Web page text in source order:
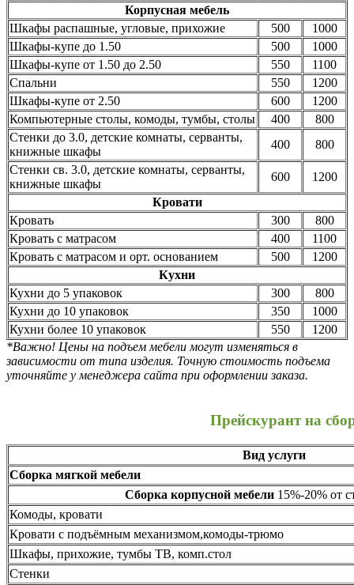
Корпусная мебель
Шкафы распашные, угловые, прихожие
500
1000
Шкафы-купе до 1.50
500
1000
Шкафы-купе от 1.50 до 2.50
550
1100
Спальни
550
1200
Шкафы-купе от 2.50
600
1200
Компьютерные столы, комоды, тумбы, столы
400
800
Стенки до 3.0, детские комнаты, серванты,
книжные шкафы
400
800
Стенки св. 3.0, детские комнаты, серванты,
книжные шкафы
600
1200
Кровати
Кровать
300
800
Кровать с матрасом
400
1100
Кровать с матрасом и орт. основанием
500
1200
Кухни
Кухни до 5 упаковок
300
800
Кухни до 10 упаковок
350
1000
Кухни более 10 упаковок
550
1200
*Важно! Цены на подъем мебели могут изменяться в
зависимости от типа изделия. Точную стоимость подъема
уточняйте у менеджера сайта при оформлении заказа.
Прейскурант на
Вид услуги
Сборка мягкой мебели
Сборка корпусной мебели15%-20% от
Комоды, кровати
Кровати с подъёмным механизмом,комоды-трюмо
Шкафы, прихожие, тумбы ТВ, комп.стол
Стенки